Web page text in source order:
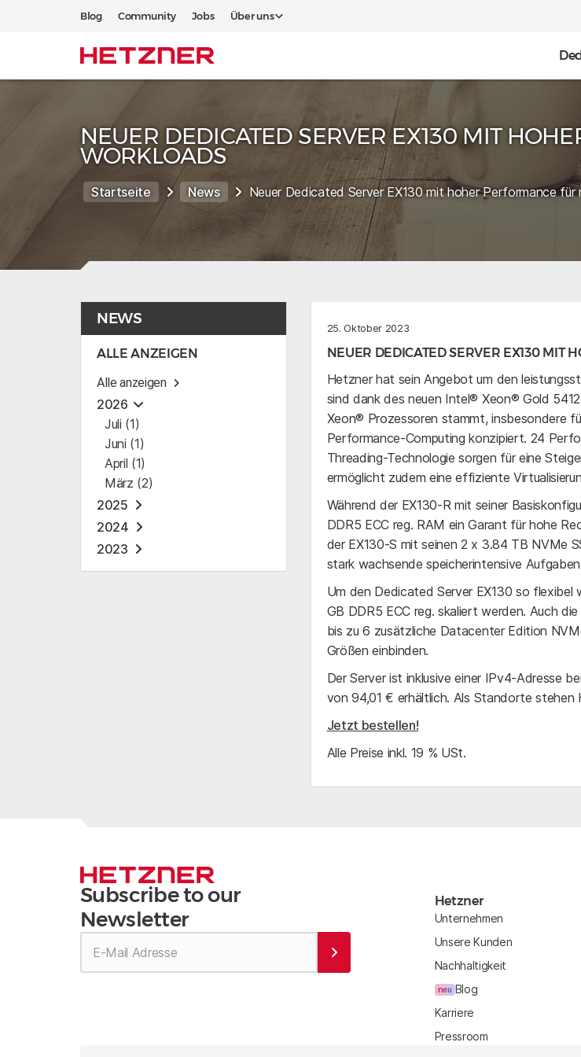
Blog Community Jobs Über uns
NEUER DEDICATED SERVER EX130 MIT
WORKLOADS
Startseite News Neuer Dedicated Server EX130 mit hoher Performance für
NEWS
ALLE ANZEIGEN
Alle anzeigen
2026
Juli (1)
Juni (1)
April (1)
März (2)
2025
2024
2023
25. Oktober 2023
NEUER DEDICATED SERVER EX130 MIT
Hetzner hat sein Angebot um den
sind dank des neuen Intel® Xeon® Gold
Xeon® Prozessoren stammt, insbesondere
Performance-Computing konzipiert. 24
Threading-Technologie sorgen für eine
ermöglicht zudem eine effiziente
Während der EX130-R mit seiner
DDR5 ECC reg. RAM ein Garant für hohe
der EX130-S mit seinen 2 x 3.84 TB NVMe
stark wachsende speicherintensive
Um den Dedicated Server EX130 so
GB DDR5 ECC reg. skaliert werden. Auch
bis zu 6 zusätzliche Datacenter Edition
Größen einbinden.
Der Server ist inklusive einer IPv4-Adresse
von 94,01 € erhältlich. Als Standorte stehen
Jetzt bestellen!
Alle Preise inkl. 19 % USt.
Subscribe to our
Newsletter
Hetzner
Unternehmen
Unsere Kunden
Nachhaltigkeit
neu Blog
Karriere
Pressroom